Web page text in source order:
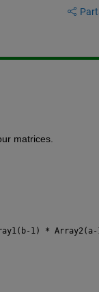
matrices.
1) * Array2(a-